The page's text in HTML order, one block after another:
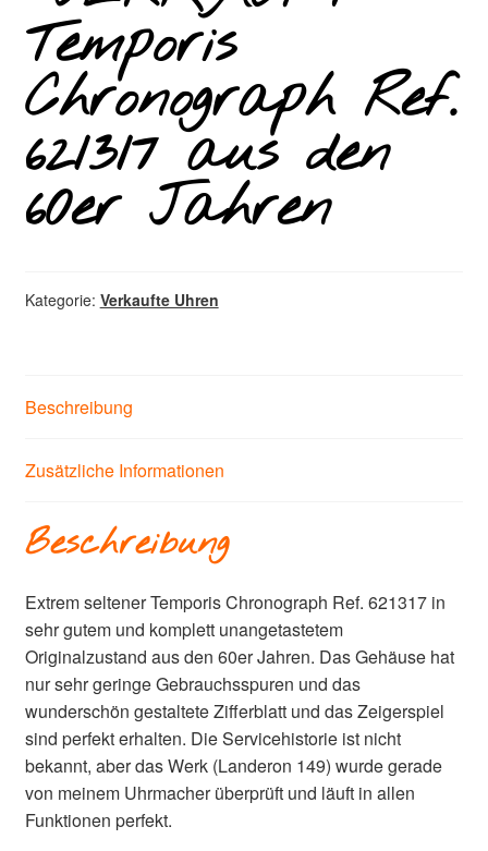
Temporis
Chronograph Ref.
621317 aus den
60er Jahren
Kategorie: Verkaufte Uhren
Beschreibung
Zusätzliche Informationen
Beschreibung
Extrem seltener Temporis Chronograph Ref. 621317 in
sehr gutem und komplett unangetastetem
Originalzustand aus den 60er Jahren. Das Gehäuse hat
nur sehr geringe Gebrauchsspuren und das
wunderschön gestaltete Zifferblatt und das Zeigerspiel
sind perfekt erhalten. Die Servicehistorie ist nicht
bekannt, aber das Werk (Landeron 149) wurde gerade
von meinem Uhrmacher überprüft und läuft in allen
Funktionen perfekt.